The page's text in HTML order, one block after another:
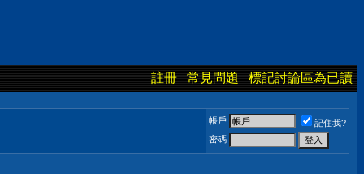
註冊 常見問題 標記討論區為已讀
帳戶
記住我?
密碼